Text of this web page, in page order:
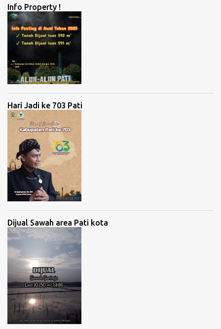
Info Property !
Hari Jadi ke 703 Pati
Dijual Sawah area Pati kota